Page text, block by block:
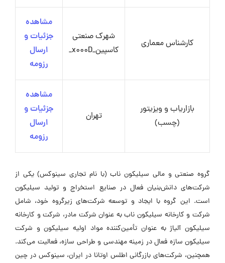
کارشناس معماری
شهرک صنعتی
کاسپین_x000D_
مشاهده
جزئیات و
ارسال
رزومه
بازاریاب و ویزیتور
(چسب)
تهران
مشاهده
جزئیات و
ارسال
رزومه
گروه صنعتی و مالی سیلیکون ناب (با نام تجاری سینوکس) یکی از
شرکت‌های دانش‌بنیان فعال در صنایع استخراج و تولید سیلیکون
است. این گروه با ایجاد و توسعه شرکت‌های زیرگروه خود، شامل
شرکت و کارخانه سیلیکون ناب به عنوان شرکت مادر، شرکت و کارخانه
سیلیکون آلیاژ به عنوان تأمین‌کننده مواد اولیه سیلیکون و شرکت
سیلیکون سازه فعال در زمینه مهندسی و طراحی سازه، فعالیت می‌کند.
همچنین، شرکت‌های بازرگانی اطلس اوتانا در ایران، سینوکس در چین